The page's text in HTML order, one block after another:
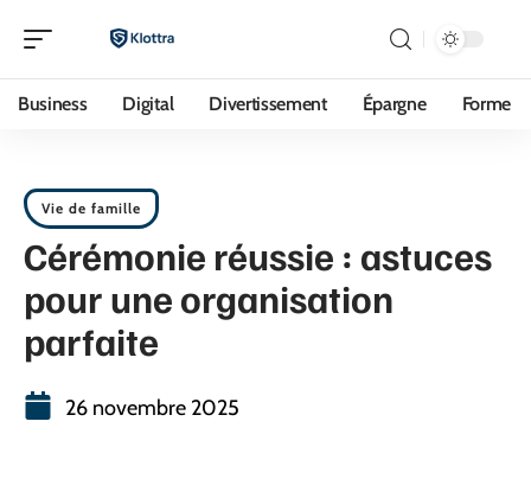
Business Digital Divertissement Épargne Forme
Vie de famille
Cérémonie réussie : astuces
pour une organisation
parfaite
26 novembre 2025